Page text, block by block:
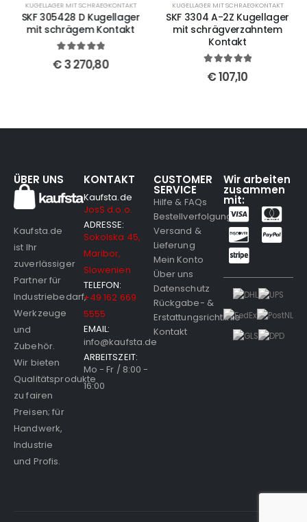
KUGELLAGER MIT SCHRAEGKONTAKT
SKF 305428 D Kugellager
mit schrägem Kontakt
out of 5
€3 270,80
KUGELLAGER MIT SCHRAEGKONTAKT
SKF 3304 A-2Z Kugellager
mit schrägverzahntem
Kontakt
out of 5
€107,10
ÜBER UNS
Kaufsta.de
ist Ihr
zuverlässiger
Partner für
Industriebedarf,
Werkzeuge
und
Zubehör.
Wir bieten
Qualitätsprodukte
zu fairen
Preisen; für
Handwerk,
Industrie
und Profis.
KONTAKT
Kaufsta.de
JosS d.o.o.
ADRESSE:
Sokolska 45,
Maribor,
Slowenien
TELEFON:
+49 162 669
5555
EMAIL:
info@kaufsta.de
ARBEITSZEIT:
Mo - Fr / 8:00 -
16:00
CUSTOMER
SERVICE
Hilfe & FAQs
Bestellverfolgung
Versand &
Lieferung
Mein Konto
Über uns
Datenschutz
Rückgabe- &
Erstattungsrichtlinie
Kontakt
Wir arbeiten
zusammen
mit: